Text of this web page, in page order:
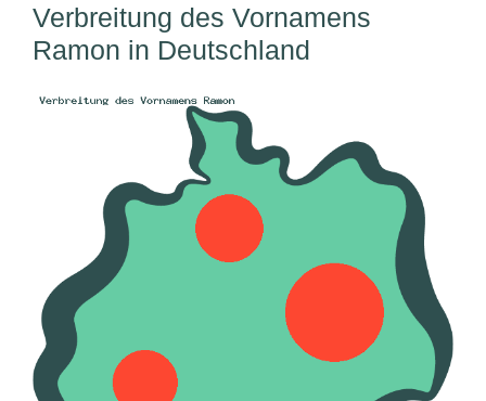
Verbreitung des Vornamens
Ramon in Deutschland